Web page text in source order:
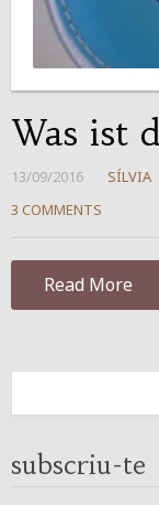
Was ist
13/09/2016 SÍLVIA
3 COMMENTS
Read More
subscriu-te